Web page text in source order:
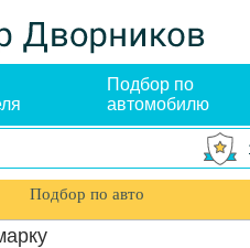
Подбор по
автомобилю
Подбор по авто